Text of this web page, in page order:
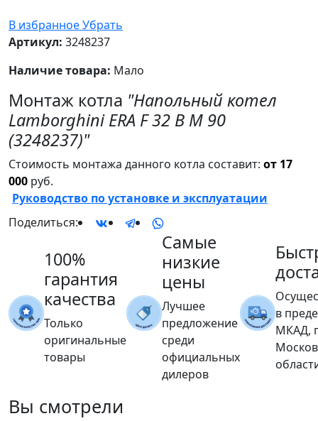
В избранноеУбрать
Артикул: 3248237
Наличие товара: Мало
Монтаж котла "Напольный котел
Lamborghini ERA F 32 B M 90
(3248237)"
Стоимость монтажа данного котла составит: от 17
000 руб.
Руководство по установке и эксплуатации
Поделиться:
100%
гарантия
качества
Только
оригинальные
товары
Самые
низкие
цены
Лучшее
предложение
среди
официальных
дилеров
в
МКАД,
Вы смотрели